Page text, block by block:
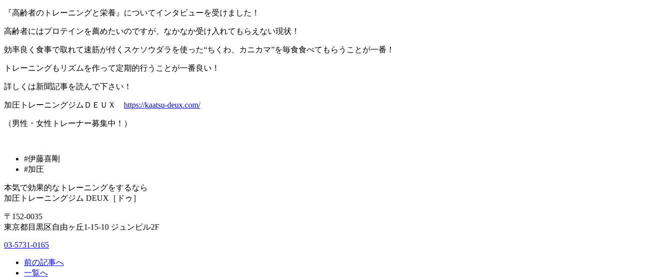
『高齢者のトレーニングと栄養』についてインタビューを受けました！
高齢者にはプロテインを薦めたいのですが、なかなか受け入れてもらえない現状！
効率良く食事で取れて速筋が付くスケソウダラを使った“ちくわ、カニカマ”を毎食食べてもらうことが一番！
トレーニングもリズムを作って定期的行うことが一番良い！
詳しくは新聞記事を読んで下さい！
加圧トレーニングジムＤＥＵＸ https://kaatsu-deux.com/
（男性・女性トレーナー募集中！）
#伊藤喜剛
#加圧
本気で効果的なトレーニングをするなら
加圧トレーニングジム DEUX［ドゥ］
〒152-0035
東京都目黒区自由ヶ丘1-15-10 ジュンビル2F
03-5731-0165
前の記事へ
一覧へ